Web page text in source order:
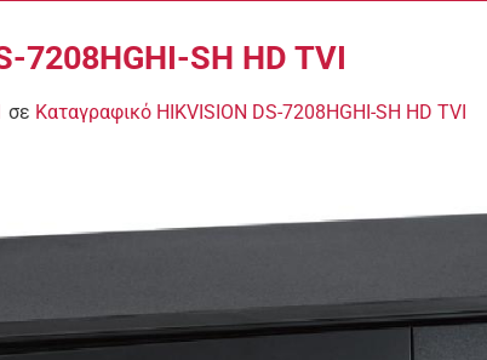
7208HGHI-SH HD TVI
σε Καταγραφικό HIKVISION DS-7208HGHI-SH HD TVI